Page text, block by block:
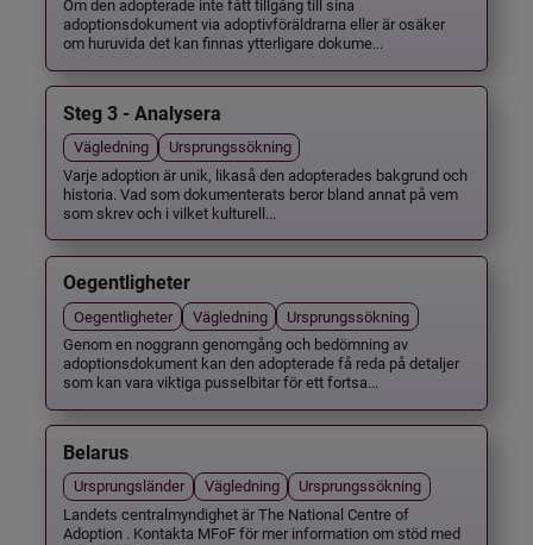
Om den adopterade inte fått tillgång till sina
adoptionsdokument via adoptivföräldrarna eller är osäker
om huruvida det kan finnas ytterligare dokume...
Steg 3 - Analysera
Vägledning
Ursprungssökning
Varje adoption är unik, likaså den adopterades bakgrund och
historia. Vad som dokumenterats beror bland annat på vem
som skrev och i vilket kulturell...
Oegentligheter
Oegentligheter Vägledning
Ursprungssökning
Genom en noggrann genomgång och bedömning av
adoptionsdokument kan den adopterade få reda på detaljer
som kan vara viktiga pusselbitar för ett fortsa...
Belarus
Ursprungsländer Vägledning
Ursprungssökning
Landets centralmyndighet är The National Centre of
Adoption . Kontakta MFoF för mer information om stöd med